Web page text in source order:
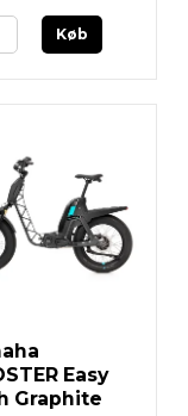
Køb
Easy
Graphite